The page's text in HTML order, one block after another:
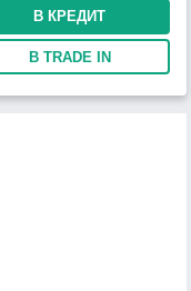
В КРЕДИТ
В TRADE IN